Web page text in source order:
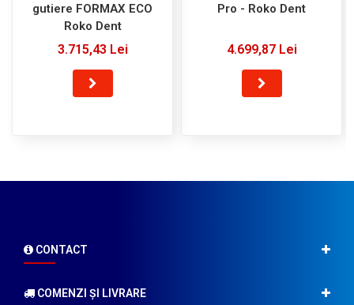
gutiere FORMAX ECO
Roko Dent
3.715,43 Lei
Pro - Roko Dent
4.699,87 Lei
CONTACT
COMENZI ŞI LIVRARE